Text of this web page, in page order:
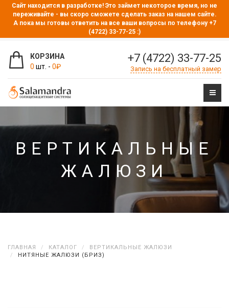
Сайт находится в разработке! Это займет некоторое время, но не
переживайте - вы скоро сможете сделать заказ на нашем сайте.
А пока мы готовы ответить на все ваши вопросы по телефону +7
(4722) 33-77-25 :)
КОРЗИНА
0 шт. - 0₽
+7 (4722) 33-77-25
Запись на бесплатный замер
ВЕРТИКАЛЬНЫЕ
ЖАЛЮЗИ
ГЛАВНАЯ КАТАЛОГ
ВЕРТИКАЛЬНЫЕ ЖАЛЮЗИ
НИТЯНЫЕ ЖАЛЮЗИ (БРИЗ)